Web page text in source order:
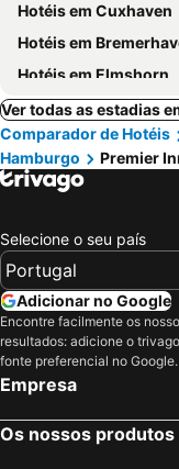
Hotéis em Cuxhaven
Hotéis em
Hotéis em Elmshorn
Ver todas as estadias
Comparador de Hotéis
Hamburgo
Premier
Selecione o seu país
Adicionar no Google
Encontre facilmente os
resultados: adicione o
fonte preferencial no Google.
Empresa
Os nossos produtos